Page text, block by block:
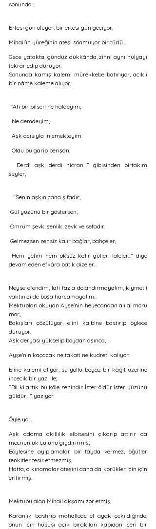
sonunda…
Ertesi gün oluyor, bir ertesi gün geçiyor,
Mihail’in yüreğinin ateşi sönmüyor bir türlü…
Gece yatakta, gündüz dükkânda, zihni aynı hülyayı
tekrar edip duruyor.
Sonunda kamış kalemi mürekkebe batırıyor, acıklı
bir nâme kaleme alıyor;
“Ah bir bilsen ne haldeyim,
  Ne demdeyim,
  Aşk acısıyla inlemekteyim.
  Oldu bu garip perişan,
şeyler,
   “Senin aşkın cana şifadır,
Gül yüzünü bir göstersen,
Ömrüm şevk, şenlik, zevk ve sefadır.
Gelmezsen sensiz kalır bağlar, bahçeler,
devam eden efkâra batık dizeler…
Neyse efendim, lafı fazla dolandırmayalım, kıymetli
vaktinizi de boşa harcamayalım…
Mektupları okuyan Ayşe’nin heyecandan alı al moru
mor,
Bakışları çözülüyor, elini kalbine bastırıp öylece
duruyor.
Aşk deryası yükselip boydan aşınca,
Ayşe’nin kaçacak ne takati ne kudreti kalıyor.
Eline kalemi alıyor, su yollu, beyaz bir kâğıt üzerine
incecik bir yazı ile;
“Bil ki artık bu köle senindir. İster öldür ister yüzünü
güldür…” yazıyor.
Öyle ya…
Aşk adama akıllılık elbisesini çıkarıp attırır da
mecnunluk çulunu giydirirmiş,
Böylesine ayıplamalar bir fayda vermez, öğütler
tenkitler tesir etmezmiş,
Hatta, o kınamalar ateşini daha da körükler için için
eritirmiş…
Mektubu alan Mihail akşamı zor etmiş,
Karanlık bastırıp mahallede el ayak çekildiğinde,
onun için hususi açık bırakılan kapıdan içeri bir